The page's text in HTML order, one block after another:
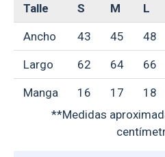
Talle S M L
Ancho 43 45 48
Largo 62 64 66
Manga 16 17 18
**Medidas